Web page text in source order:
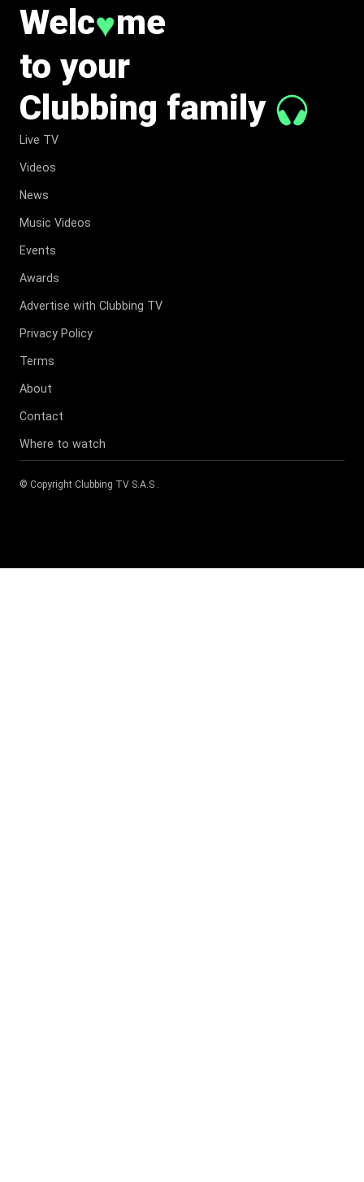
Welc♥me
to your
Clubbing family
Live TV
Videos
News
Music Videos
Events
Awards
Advertise with Clubbing TV
Privacy Policy
Terms
About
Contact
Where to watch
© Copyright Clubbing TV S.A.S .